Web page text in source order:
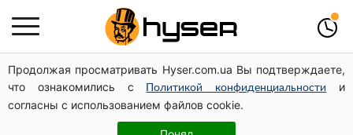
Продолжая просматривать Hyser.com.ua Вы подтверждаете,
что ознакомились с
Политикой конфиденциальности
и
согласны с использованием файлов cookie.
Олена Тополя злив відео – це далеко не все: фронтмен
"Антитіла" Тарас Тополя став наступним
"Думали, що за це нічого не буде": українцям
розповіли, через кого повернули відключення світла за